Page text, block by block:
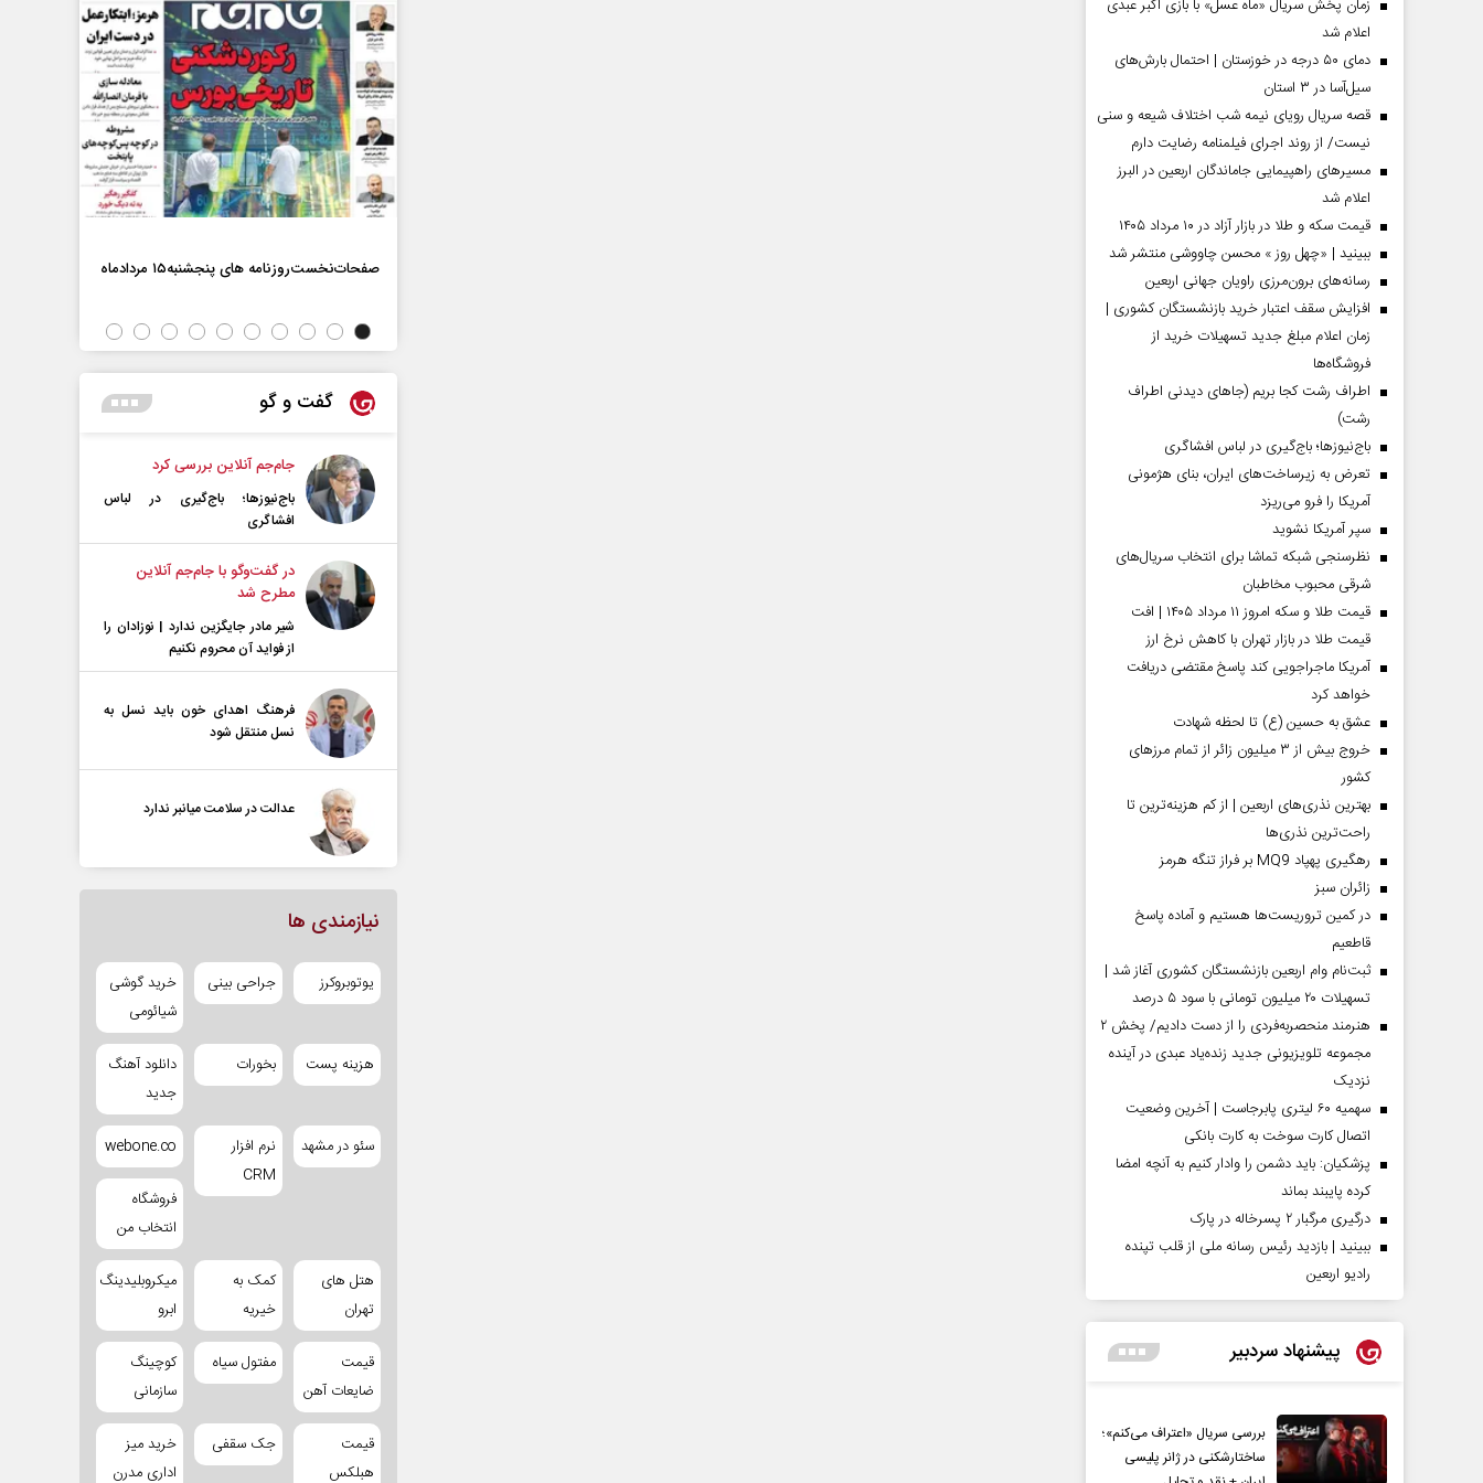
زمان پخش سریال «ماه عسل» با بازی اکبر عبدی
اعلام شد
دمای ۵۰ درجه در خوزستان | احتمال بارش‌های
سیل‌آسا در ۳ استان
قصه سریال رویای نیمه شب اختلاف شیعه و سنی
نیست/ از روند اجرای فیلمنامه رضایت دارم
مسیر‌های راهپیمایی جاماندگان اربعین در البرز
اعلام شد
قیمت سکه و طلا در بازار آزاد در ۱۰ مرداد ۱۴۰۵
ببینید | «چهل روز » محسن چاووشی منتشر شد
رسانه‌های برون‌مرزی راویان جهانی اربعین
افزایش سقف اعتبار خرید بازنشستگان کشوری |
زمان اعلام مبلغ جدید تسهیلات خرید از
فروشگاه‌ها
اطراف رشت کجا بریم (جاهای دیدنی اطراف
رشت)
باج‌نیوزها؛ باج‌گیری در لباس افشاگری
تعرض به زیرساخت‌های ایران، بنای هژمونی
آمریکا را فرو می‌ریزد
سپر آمریکا نشوید
نظرسنجی شبکه تماشا برای انتخاب سریال‌های
شرقی محبوب مخاطبان
قیمت طلا و سکه امروز ۱۱ مرداد ۱۴۰۵ | افت
قیمت طلا در بازار تهران با کاهش نرخ ارز
آمریکا ماجراجویی کند پاسخ مقتضی دریافت
خواهد کرد
عشق به حسین (ع) تا لحظه شهادت
خروج بیش از ۳ میلیون زائر از تمام مرز‌های
کشور
بهترین نذری‌های اربعین | از کم هزینه‌ترین تا
راحت‌ترین نذری‌ها
رهگیری پهپاد MQ9 بر فراز تنگه هرمز
‌زائران سبز
در کمین تروریست‌ها هستیم و آماده پاسخ
قاطعیم
ثبت‌نام وام اربعین بازنشستگان کشوری آغاز شد |
تسهیلات ۲۰ میلیون تومانی با سود ۵ درصد
هنرمند منحصر‌به‌فردی را از دست دادیم/ پخش ۲
مجموعه تلویزیونی جدید زنده‌یاد عبدی در آینده
نزدیک
سهمیه ۶۰ لیتری پابرجاست | آخرین وضعیت
اتصال کارت سوخت به کارت بانکی
پزشکیان: باید دشمن را وادار کنیم به آنچه امضا
کرده پایبند بماند
درگیری مرگبار ۲ پسرخاله در پارک
ببینید | بازدید رئیس رسانه ملی از قلب تپنده
رادیو اربعین
پیشنهاد سردبیر
بررسی سریال «اعتراف می‌کنم»؛
ساختارشکنی در ژانر پلیسی
صفحات نخست روزنامه ها‌ی‌سه‌شنبه ۶ مردادماه صفحات‌نخست‌روزنامه ها‌ی پنجشنبه‌۱۵ مردادماه
گفت و گو
جام‌جم آنلاین بررسی کرد
باج‌نیوزها؛ باج‌گیری در لباس
افشاگری
در گفت‌و‌گو با جام‌جم آنلاین
مطرح شد
شیر مادر جایگزین ندارد | نوزادان را
از فواید آن محروم نکنیم
فرهنگ اهدای خون باید نسل به
نسل منتقل شود
عدالت در سلامت میانبر ندارد
نیازمندی ها
یوتوبروکرز جراحی بینی
خرید گوشی
شیائومی
هزینه پست بخورات
دانلود آهنگ
جدید
سئو در مشهد
نرم افزار
CRM
webone.co
فروشگاه
انتخاب من
هتل های
تهران
کمک به
خیریه
میکروبلیدینگ
ابرو
قیمت
ضایعات آهن
مفتول سیاه
کوچینگ
سازمانی
قیمت
هبلکس
جک سقفی
خرید میز
اداری مدرن